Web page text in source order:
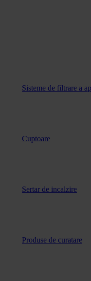
Sisteme de filtrare a
Cuptoare
Sertar de incalzire
Produse de curatare